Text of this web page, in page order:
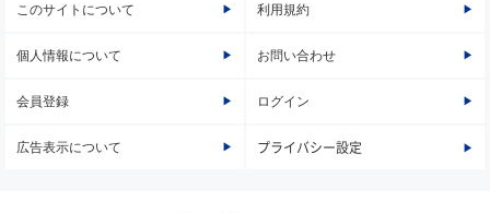
このサイトについて 利用規約
個人情報について お問い合わせ
会員登録 ログイン
広告表示について プライバシー設定